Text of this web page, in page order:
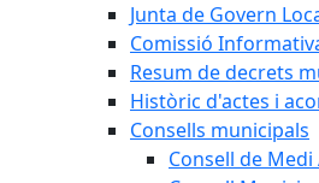
Junta de Govern
Comissió
Resum de decrets
Històric d'actes i
Consells municipals
Consell de